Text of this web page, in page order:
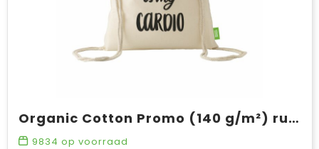
Organic Cotton Promo (140 g/m²) rugzak
9834 op voorraad